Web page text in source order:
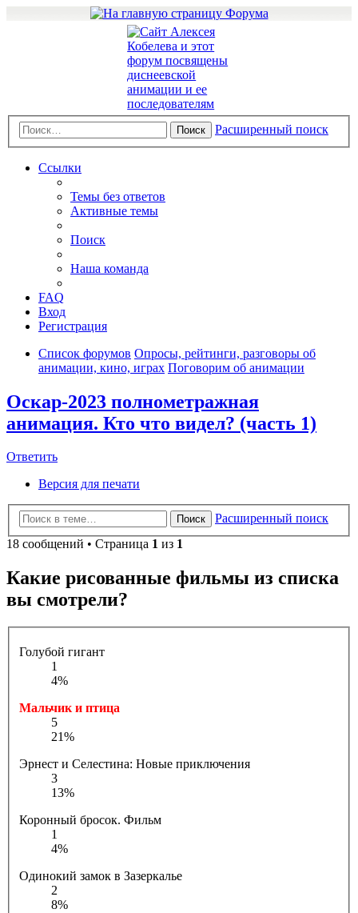
Поиск Расширенный поиск
Ссылки
Темы без ответов
Активные темы
Поиск
Наша команда
FAQ
Вход
Регистрация
Список форумов Опросы, рейтинги, разговоры об
анимации, кино, играх Поговорим об анимации
Оскар-2023 полнометражная
анимация. Кто что видел? (часть 1)
Ответить
Версия для печати
Поиск
Расширенный поиск
18 сообщений • Страница 1 из 1
Какие рисованные фильмы из списка
вы смотрели?
Голубой гигант
1
4%
Мальчик и птица
5
21%
Эрнест и Селестина: Новые приключения
3
13%
Коронный бросок. Фильм
1
4%
Одинокий замок в Зазеркалье
2
8%